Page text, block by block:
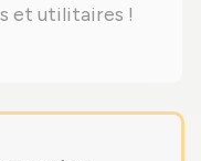
et utilitaires !